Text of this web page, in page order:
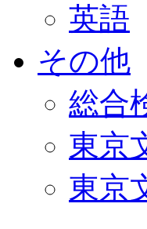
英語
その他
総合
東京
東京